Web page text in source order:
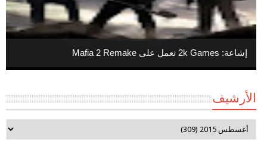
إشاعة: 2k Games تعمل على Mafia 2 Remake
الأرشيف